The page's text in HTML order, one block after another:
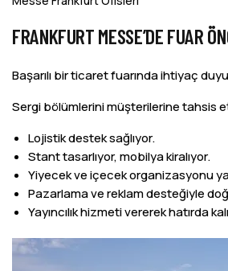
FRANKFURT MESSE’DE FUAR
Başarılı bir ticaret fuarında ihtiyaç
Sergi bölümlerini müşterilerine tahsis
Lojistik destek sağlıyor.
Stant tasarlıyor, mobilya kiralıyor.
Yiyecek ve içecek organizasyonu
Pazarlama ve reklam desteğiyle
Yayıncılık hizmeti vererek hatırda